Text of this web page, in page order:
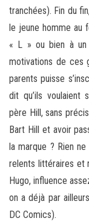
tranchées). Fin du
le jeune homme au
« L » ou bien à un
motivations de ces
parents puisse
dit qu’ils voulaient
père Hill, sans
Bart Hill et avoir
la marque ? Rien
relents littéraires et
Hugo, influence
on a déjà par
DC Comics).